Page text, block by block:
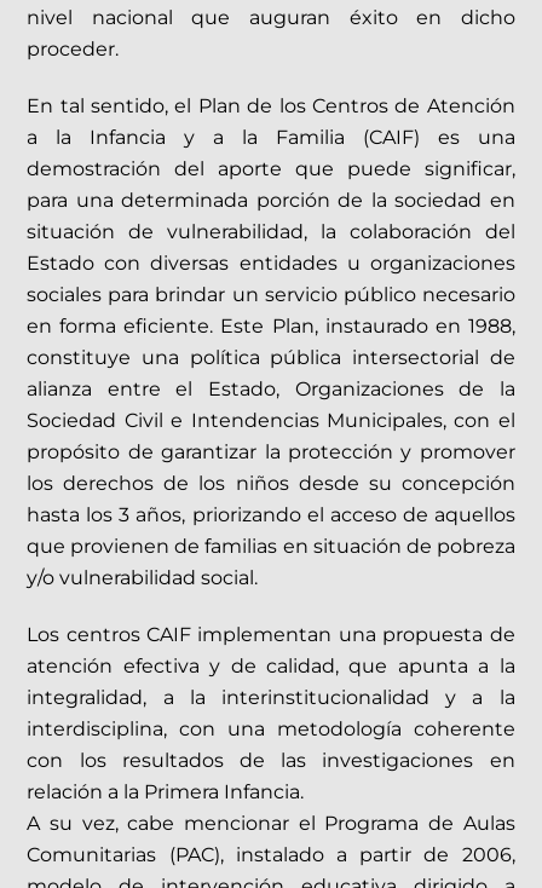
nivel nacional que auguran éxito en dicho
proceder.
En tal sentido, el Plan de los Centros de Atención
a la Infancia y a la Familia (CAIF) es una
demostración del aporte que puede significar,
para una determinada porción de la sociedad en
situación de vulnerabilidad, la colaboración del
Estado con diversas entidades u organizaciones
sociales para brindar un servicio público necesario
en forma eficiente. Este Plan, instaurado en 1988,
constituye una política pública intersectorial de
alianza entre el Estado, Organizaciones de la
Sociedad Civil e Intendencias Municipales, con el
propósito de garantizar la protección y promover
los derechos de los niños desde su concepción
hasta los 3 años, priorizando el acceso de aquellos
que provienen de familias en situación de pobreza
y/o vulnerabilidad social.
Los centros CAIF implementan una propuesta de
atención efectiva y de calidad, que apunta a la
integralidad, a la interinstitucionalidad y a la
interdisciplina, con una metodología coherente
con los resultados de las investigaciones en
relación a la Primera Infancia.
A su vez, cabe mencionar el Programa de Aulas
Comunitarias (PAC), instalado a partir de 2006,